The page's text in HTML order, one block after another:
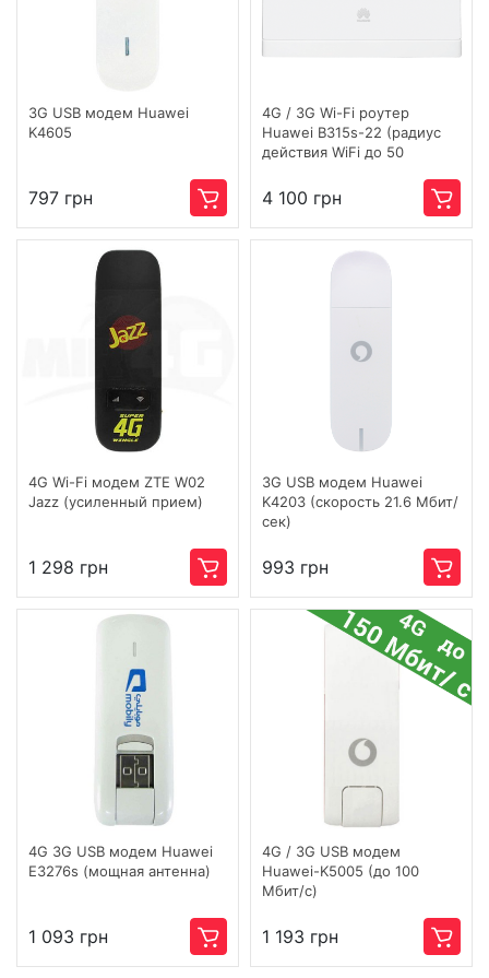
3G USB модем Huawei
K4605
797 грн
4G / 3G Wi-Fi роутер
Huawei B315s-22 (радиус
действия WiFi до 50
4 100 грн
4G Wi-Fi модем ZTE W02
Jazz (усиленный прием)
1 298 грн
3G USB модем Huawei
K4203 (скорость 21.6 Мбит/
сек)
993 грн
4G 3G USB модем Huawei
E3276s (мощная антенна)
1 093 грн
4G / 3G USB модем
Huawei-K5005 (до 100
Мбит/с)
1 193 грн